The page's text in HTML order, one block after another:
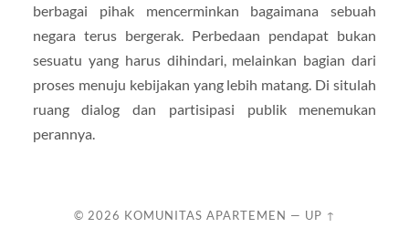
berbagai pihak mencerminkan bagaimana sebuah
negara terus bergerak. Perbedaan pendapat bukan
sesuatu yang harus dihindari, melainkan bagian dari
proses menuju kebijakan yang lebih matang. Di situlah
ruang dialog dan partisipasi publik menemukan
perannya.
© 2026 KOMUNITAS APARTEMEN — UP ↑